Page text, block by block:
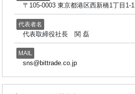
〒105-0003 東京都港区西新橋1丁目1-1
代表者名
代表取締役社長 関 磊
MAIL
sns@bittrade.co.jp